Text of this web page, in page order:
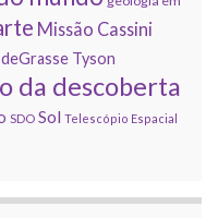
Missão Cassini
Tyson
da descoberta
SDO Sol Telescópio Espacial